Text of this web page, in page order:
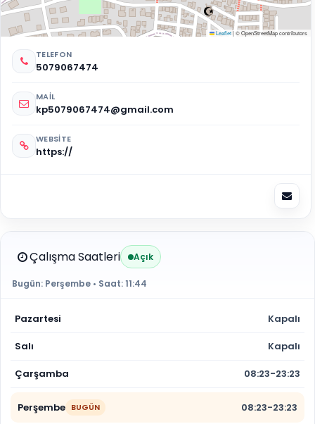
Leaflet|© OpenStreetMap contributors
TELEFON
5079067474
MAIL
kp5079067474@gmail.com
WEBSITE
https://
Çalışma Saatleri Açık
Bugün: Perşembe • Saat:11:44
Pazartesi Kapalı
Salı Kapalı
Çarşamba 08:23-23:23
Perşembe BUGÜN 08:23-23:23